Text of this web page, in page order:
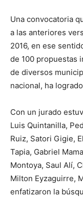
Una convocatoria
a las anteriores
2016, en ese
de 100 propuestas
de diversos
nacional, ha
Con un jurado
Luis Quintanilla,
Ruiz, Satori Gigie,
Tapia, Gabriel
Montoya, Saul Alí,
Milton Eyzaguirre,
enfatizaron la